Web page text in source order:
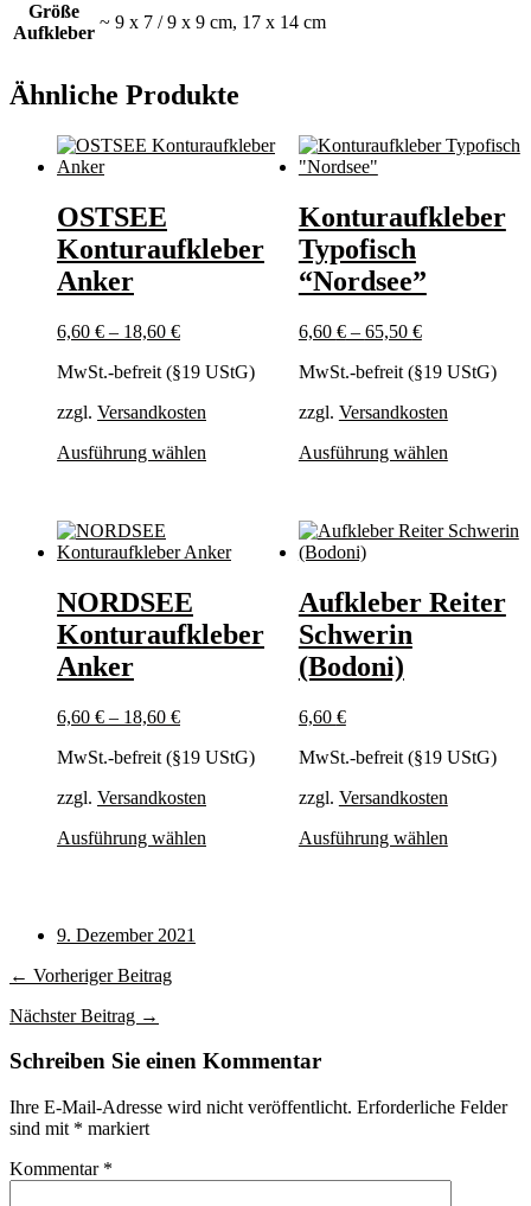
Größe
Aufkleber
~ 9 x 7 / 9 x 9 cm, 17 x 14 cm
Ähnliche Produkte
OSTSEE
Konturaufkleber
Anker
6,60 € – 18,60 €
MwSt.-befreit (§19 UStG)
zzgl. Versandkosten
Ausführung wählen
auf.
können
auf
Konturaufkleber
Typofisch
“Nordsee”
6,60 €– 65,50 €
MwSt.-befreit (§19 UStG)
zzgl. Versandkosten
Ausführung wählenDieses
Varianten
Optionen
können
NORDSEE
Konturaufkleber
Anker
6,60 € – 18,60 €
MwSt.-befreit (§19 UStG)
zzgl. Versandkosten
Ausführung wählen
der
Produktseite
werden
Aufkleber Reiter
Schwerin
(Bodoni)
6,60 €
MwSt.-befreit (§19 UStG)
zzgl. Versandkosten
Ausführung wählenDieses
werden
9. Dezember 2021
← Vorheriger Beitrag
Nächster Beitrag →
Schreiben Sie einen Kommentar
Ihre E-Mail-Adresse wird nicht veröffentlicht. Erforderliche Felder
sind mit * markiert
Kommentar *